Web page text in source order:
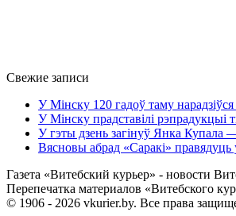
Свежие записи
У Мінску 120 гадоў таму
У Мінску прадставілі рэпрадукцыі
У гэты дзень загінуў Янка Купала
Вясновы абрад «Саракі» правядуць
Газета «Витебский курьер» - новости
Перепечатка материалов «Витебского
© 1906 - 2026 vkurier.by. Все права